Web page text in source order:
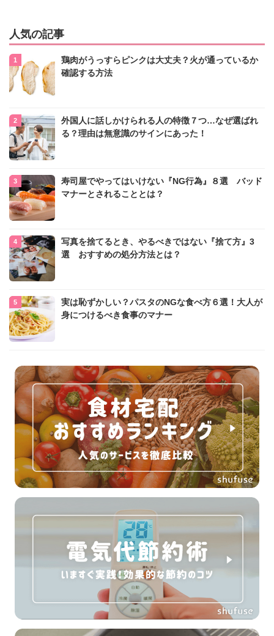
人気の記事
鶏肉がうっすらピンクは大丈夫？火が通っているか
確認する方法
外国人に話しかけられる人の特徴７つ…なぜ選ばれ
る？理由は無意識のサインにあった！
寿司屋でやってはいけない『NG行為』８選 バッド
マナーとされることとは？
写真を捨てるとき、やるべきではない『捨て方』3
選 おすすめの処分方法とは？
実は恥ずかしい？パスタのNGな食べ方６選！大人が
身につけるべき食事のマナー